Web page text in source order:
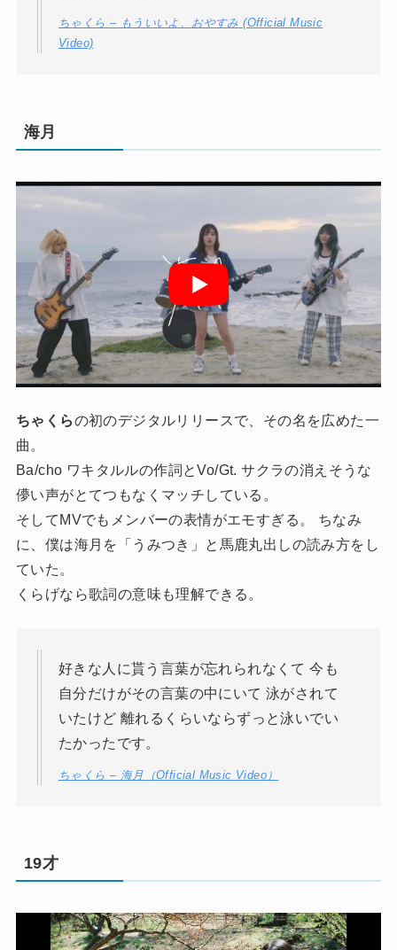
ちゃくら – もういいよ、おやすみ (Official Music
Video)
海月
ちゃくらの初のデジタルリリースで、その名を広めた一
曲。
Ba/cho ワキタルルの作詞とVo/Gt. サクラの消えそうな
儚い声がとてつもなくマッチしている。
そしてMVでもメンバーの表情がエモすぎる。 ちなみ
に、僕は海月を「うみつき」と馬鹿丸出しの読み方をし
ていた。
くらげなら歌詞の意味も理解できる。
好きな人に貰う言葉が忘れられなくて 今も
自分だけがその言葉の中にいて 泳がされて
いたけど 離れるくらいならずっと泳いでい
たかったです。
ちゃくら – 海月（Official Music Video）
19才